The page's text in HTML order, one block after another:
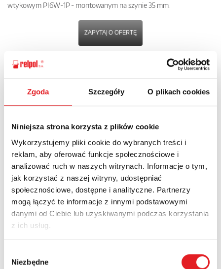
Zgoda Szczegóły O plikach cookies
Niniejsza strona korzysta z plików cookie
Wykorzystujemy pliki cookie do wybranych treści i
reklam, aby oferować funkcje społecznościowe i
analizować ruch w naszych witrynach. Informacje o tym,
jak korzystać z naszej witryny, udostępniać
społecznościowe, dostępne i analityczne. Partnerzy
mogą łączyć te informacje z innymi podstawowymi
danymi od Ciebie lub uzyskiwanymi podczas korzystania
z ich usług.
zgody
Niezbędne
wtykowym PI6W-1P - montowanym na szynie 35 mm.
ZAPYTAJ O OFERTĘ
Zapytaj o szczegóły oferty
Imię i nazwisko: *
Adres e-mail: *
Nazwa firmy: